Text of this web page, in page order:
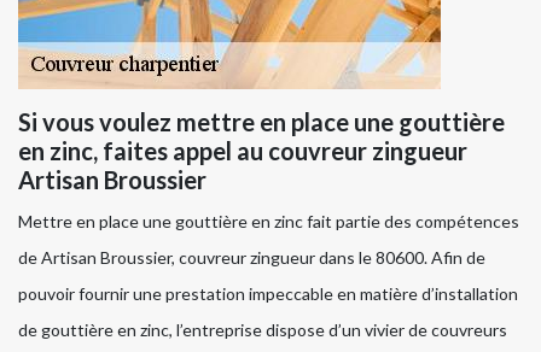
Si vous voulez mettre en place une gouttière
en zinc, faites appel au couvreur zingueur
Artisan Broussier
Mettre en place une gouttière en zinc fait partie des compétences
de Artisan Broussier, couvreur zingueur dans le 80600. Afin de
pouvoir fournir une prestation impeccable en matière d’installation
de gouttière en zinc, l’entreprise dispose d’un vivier de couvreurs